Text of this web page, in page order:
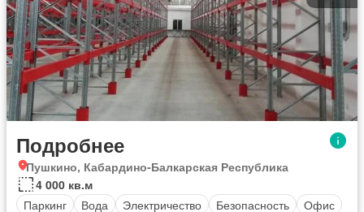
Подробнее
Пушкино, Кабардино-Балкарская Республика
4 000 кв.м
Паркинг
Вода Электричество Безопасность Офис